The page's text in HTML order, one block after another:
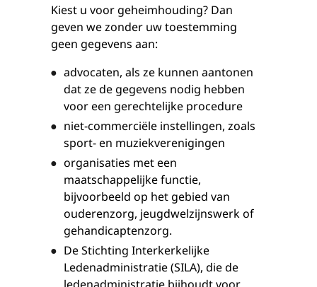
Kiest u voor geheimhouding? Dan
geven we zonder uw toestemming
geen gegevens aan:
advocaten, als ze kunnen aantonen
dat ze de gegevens nodig hebben
voor een gerechtelijke procedure
niet-commerciële instellingen, zoals
sport- en muziekverenigingen
organisaties met een
maatschappelijke functie,
bijvoorbeeld op het gebied van
ouderenzorg, jeugdwelzijnswerk of
gehandicaptenzorg.
De Stichting Interkerkelijke
Ledenadministratie (SILA), die de